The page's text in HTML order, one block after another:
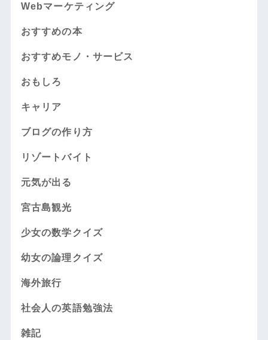
Webマーケティング
おすすめの本
おすすめモノ・サービス
おもしろ
キャリア
ブログの作り方
リゾートバイト
元気が出る
宮古島観光
少女の数学クイズ
幼女の論理クイズ
海外旅行
社会人の英語勉強法
雑記